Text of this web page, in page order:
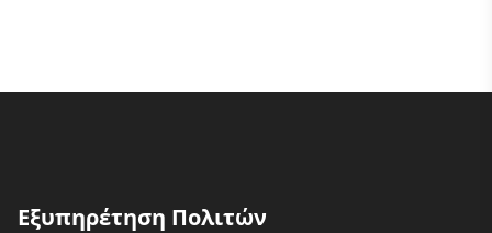
Εξυπηρέτηση Πολιτών